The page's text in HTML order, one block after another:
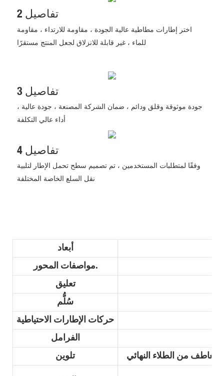
تفاصيل 2
اختر إطارات مطاطية عالية الجودة ، مقاومة للارتداء ، مقاومة
للماء ، غير قابلة للانزلاق لجعل المنتج مستقرًا
تفاصيل 3
جودة موثوقة وقلق ودائم ، ضمان الشركة المصنعة ، جودة عالية ،
أداء عالي التكلفة
تفاصيل 4
وفقًا لمتطلبات المستخدمين ، تم تصميم سطح تحمل الإطار لتلبية
نقل السلع الخاصة المختلفة
أبعاد
مواصفات المحور.
تعليق
سُلُّم
حركات الإطارات الاحتياطية
الفرامل
تلوين